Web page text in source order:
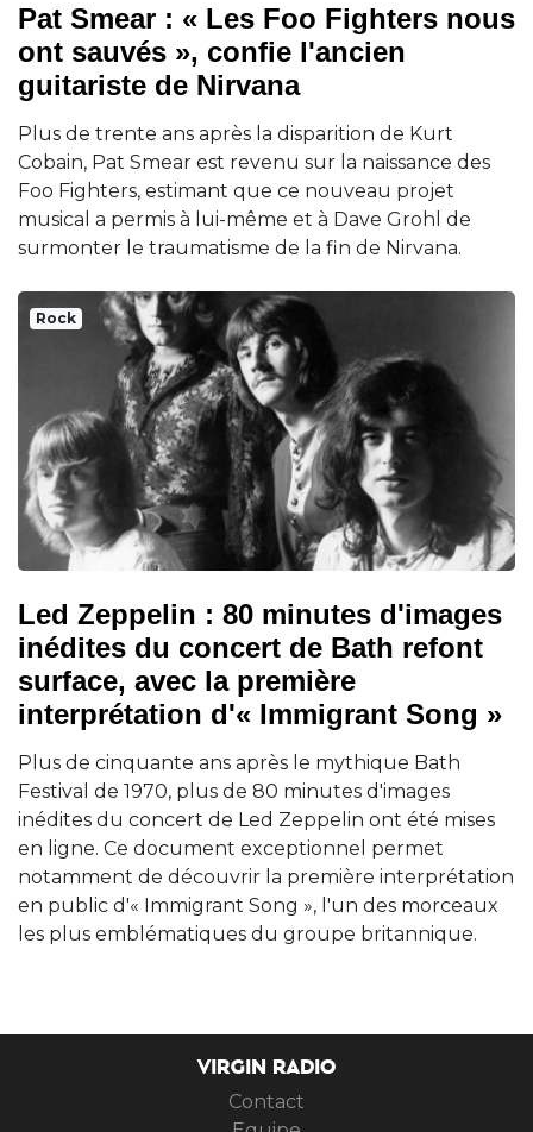
Pat Smear : « Les Foo Fighters nous
ont sauvés », confie l'ancien
guitariste de Nirvana
Plus de trente ans après la disparition de Kurt
Cobain, Pat Smear est revenu sur la naissance des
Foo Fighters, estimant que ce nouveau projet
musical a permis à lui-même et à Dave Grohl de
surmonter le traumatisme de la fin de Nirvana.
Rock
Led Zeppelin : 80 minutes d'images
inédites du concert de Bath refont
surface, avec la première
interprétation d'« Immigrant Song »
Plus de cinquante ans après le mythique Bath
Festival de 1970, plus de 80 minutes d'images
inédites du concert de Led Zeppelin ont été mises
en ligne. Ce document exceptionnel permet
notamment de découvrir la première interprétation
en public d'« Immigrant Song », l'un des morceaux
les plus emblématiques du groupe britannique.
VIRGIN RADIO
Contact